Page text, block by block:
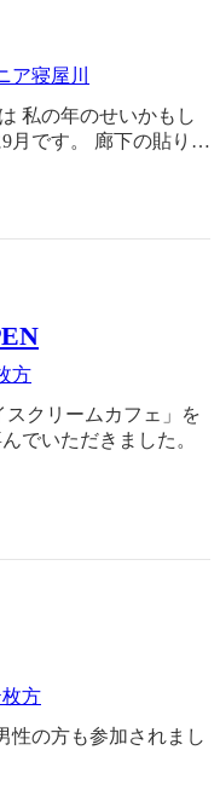
ア寝屋川
私の年のせいかもし
月です。 廊下の貼り…
方
クリームカフェ」を
でいただきました。
方
性の方も参加されまし